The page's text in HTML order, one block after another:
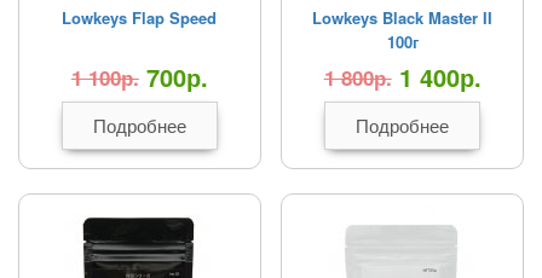
Lowkeys Flap Speed
1 100р. 700р.
Подробнее
Lowkeys Black Master II
100г
1 800р. 1 400р.
Подробнее